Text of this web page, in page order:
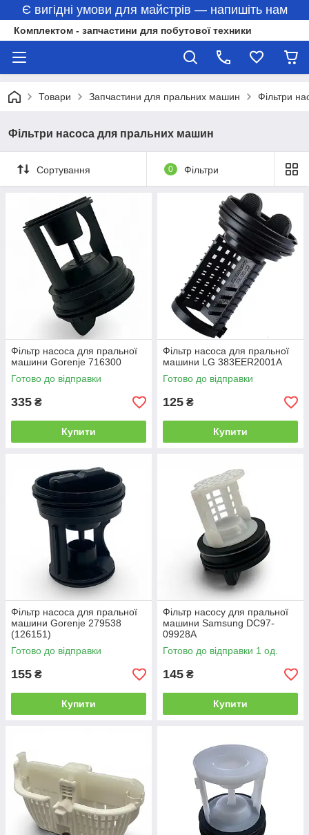
Є вигідні умови для майстрів — напишіть нам
Комплектом - запчастини для побутової техники
Товари Запчастини для пральних машин Фільтри
Фільтри насоса для пральних машин
Сортування 0 Фільтри
Фільтр насоса для пральної
машини Gorenje 716300
Готово до відправки
335 ₴
Купити
Фільтр насоса для пральної
машини LG 383EER2001A
Готово до відправки
125 ₴
Купити
Фільтр насоса для пральної
машини Gorenje 279538
(126151)
Готово до відправки
155 ₴
Купити
Фільтр насосу для пральної
машини Samsung DC97-
09928A
Готово до відправки 1 од.
145 ₴
Купити